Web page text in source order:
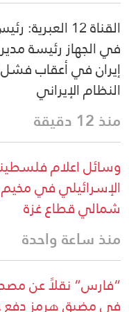
القناة 12
في الجهاز رئيسة
إيران في أعقاب فشل
النظام الإيراني
منذ 12 دقيقة
وسائل اعلام
الإسرائيلي في مخيم
شمالي قطاع غزة
منذ ساعة واحدة
“فارس” نقلاً عن
في مضيق هرمز دفع